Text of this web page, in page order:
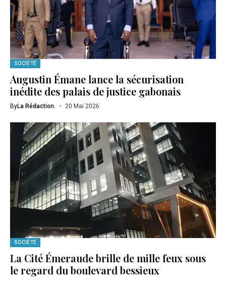
SOCIÉTÉ
Augustin Émane lance la sécurisation
inédite des palais de justice gabonais
ByLa Rédaction. 20 Mai 2026
SOCIÉTÉ
La Cité Émeraude brille de mille feux sous
le regard du boulevard bessieux